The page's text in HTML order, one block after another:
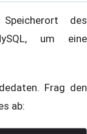
des
um eine
Frag den
ab: